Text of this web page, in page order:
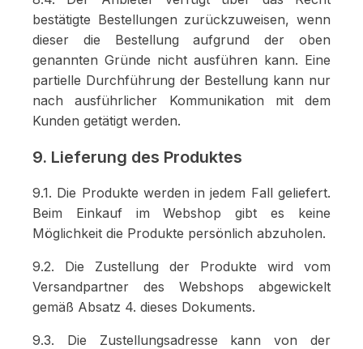
bestätigte Bestellungen zurückzuweisen, wenn
dieser die Bestellung aufgrund der oben
genannten Gründe nicht ausführen kann. Eine
partielle Durchführung der Bestellung kann nur
nach ausführlicher Kommunikation mit dem
Kunden getätigt werden.
9. Lieferung des Produktes
9.1. Die Produkte werden in jedem Fall geliefert.
Beim Einkauf im Webshop gibt es keine
Möglichkeit die Produkte persönlich abzuholen.
9.2. Die Zustellung der Produkte wird vom
Versandpartner des Webshops abgewickelt
gemäß Absatz 4. dieses Dokuments.
9.3. Die Zustellungsadresse kann von der